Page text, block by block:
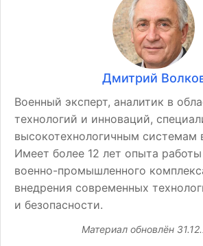
Дмитрий
Военный эксперт, аналитик в
технологий и инноваций,
высокотехнологичным системам
Имеет более 12 лет опыта
военно-промышленного
внедрения современных
и безопасности.
Материал обновлён